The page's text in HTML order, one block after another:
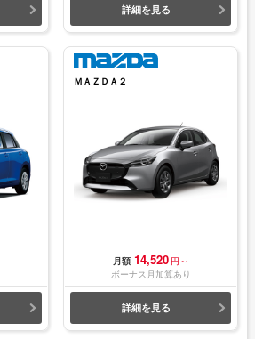
詳細を見る
ＭＡＺＤＡ２
月額 14,520 円～
ボーナス月加算あり
詳細を見る